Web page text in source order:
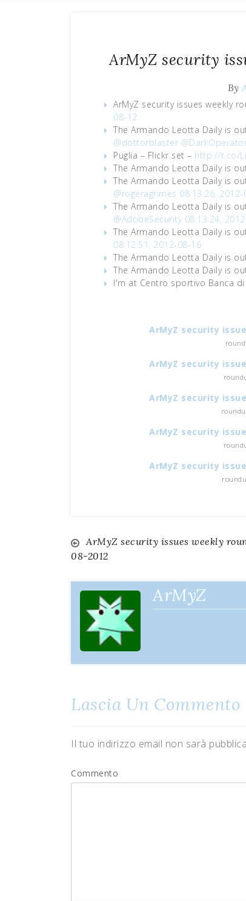
ArMyZ security
By
ArMyZ security issues weekly
08-12
The Armando Leotta Daily is
@dottorblaster
Puglia – Flickr set – http://t.co/
The Armando Leotta Daily is
The Armando Leotta Daily is
@rogeragrimes 08:13:26,
The Armando Leotta Daily is
@AdobeSecurity 08:13:24,
The Armando Leotta Daily is
08:12:51, 2012-08-16
The Armando Leotta Daily is
The Armando Leotta Daily is
I'm at Centro sportivo Banca
ArMyZ security
ArMyZ security
ArMyZ security
ArMyZ security
ArMyZ security
Navigazione
articoli
ArMyZ security issues weekly
08-2012
ArMyZ
Lascia Un Commento
Il tuo indirizzo email non sarà
Commento